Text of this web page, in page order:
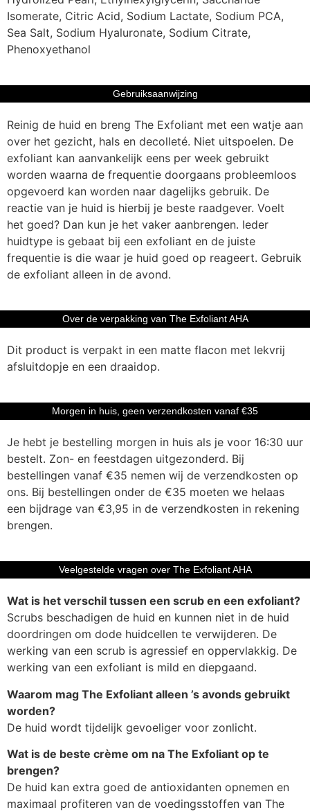
Isomerate, Citric Acid, Sodium Lactate, Sodium PCA,
Sea Salt, Sodium Hyaluronate, Sodium Citrate,
Phenoxyethanol
Gebruiksaanwijzing
Reinig de huid en breng The Exfoliant met een watje aan
over het gezicht, hals en decolleté. Niet uitspoelen. De
exfoliant kan aanvankelijk eens per week gebruikt
worden waarna de frequentie doorgaans probleemloos
opgevoerd kan worden naar dagelijks gebruik. De
reactie van je huid is hierbij je beste raadgever. Voelt
het goed? Dan kun je het vaker aanbrengen. Ieder
huidtype is gebaat bij een exfoliant en de juiste
frequentie is die waar je huid goed op reageert. Gebruik
de exfoliant alleen in de avond.
Over de verpakking van The Exfoliant AHA
Dit product is verpakt in een matte flacon met lekvrij
afsluitdopje en een draaidop.
Morgen in huis, geen verzendkosten vanaf €35
Je hebt je bestelling morgen in huis als je voor 16:30 uur
bestelt. Zon- en feestdagen uitgezonderd. Bij
bestellingen vanaf €35 nemen wij de verzendkosten op
ons. Bij bestellingen onder de €35 moeten we helaas
een bijdrage van €3,95 in de verzendkosten in rekening
brengen.
Veelgestelde vragen over The Exfoliant AHA
Wat is het verschil tussen een scrub en een exfoliant?
Scrubs beschadigen de huid en kunnen niet in de huid
doordringen om dode huidcellen te verwijderen. De
werking van een scrub is agressief en oppervlakkig. De
werking van een exfoliant is mild en diepgaand.
Waarom mag The Exfoliant alleen ’s avonds gebruikt
worden?
De huid wordt tijdelijk gevoeliger voor zonlicht.
Wat is de beste crème om na The Exfoliant op te
brengen?
De huid kan extra goed de antioxidanten opnemen en
maximaal profiteren van de voedingsstoffen van The